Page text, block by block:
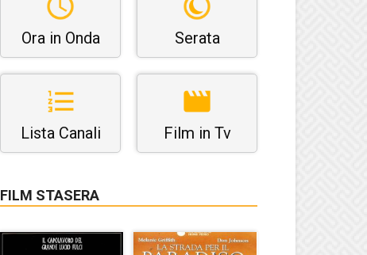
Ora in Onda Serata
Lista Canali Film in Tv
FILM STASERA